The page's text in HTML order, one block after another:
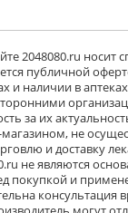
2048080.ru носит
публичной
и наличии в
за их
магазином, не
и доставку
не являются
покупкой и
консультация